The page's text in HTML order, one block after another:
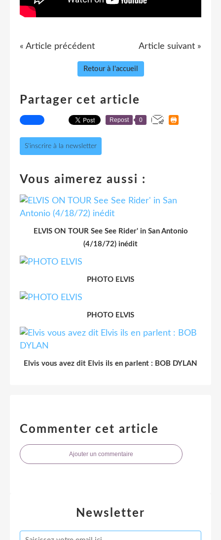
« Article précédent Article suivant »
Retour à l'accueil
Partager cet article
Repost 0
S'inscrire à la newsletter
Vous aimerez aussi :
ELVIS ON TOUR See See Rider' in San Antonio
(4/18/72) inédit
PHOTO ELVIS
PHOTO ELVIS
Elvis vous avez dit Elvis ils en parlent : BOB DYLAN
Commenter cet article
Ajouter un commentaire
Newsletter